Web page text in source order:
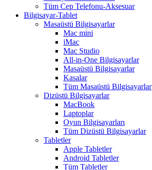
Tüm Cep Telefonu-Aksesuar
Bilgisayar-Tablet
Masaüstü Bilgisayarlar
Mac mini
iMac
Mac Studio
All-in-One Bilgisayarlar
Masaüstü Bilgisayarlar
Kasalar
Tüm Masaüstü Bilgisayarlar
Dizüstü Bilgisayarlar
MacBook
Laptoplar
Oyun Bilgisayarları
Tüm Dizüstü Bilgisayarlar
Tabletler
Apple Tabletler
Android Tabletler
Tüm Tabletler